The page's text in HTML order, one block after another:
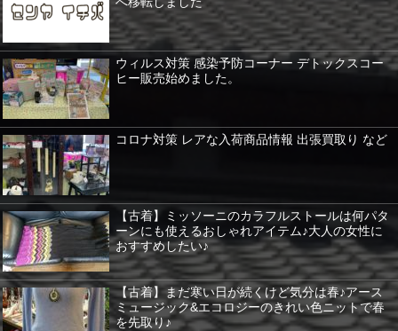
ウィルス対策 感染予防コーナー デトックスコー
ヒー販売始めました。
コロナ対策 レアな入荷商品情報 出張買取り など
【古着】ミッソーニのカラフルストールは何パタ
ーンにも使えるおしゃれアイテム♪大人の女性に
おすすめしたい♪
【古着】まだ寒い日が続くけど気分は春♪アース
ミュージック&エコロジーのきれい色ニットで春
を先取り♪